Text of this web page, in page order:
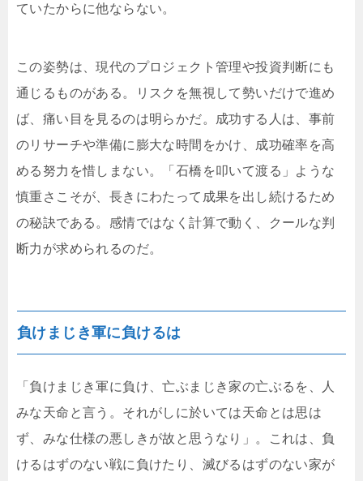
ていたからに他ならない。
この姿勢は、現代のプロジェクト管理や投資判断にも
通じるものがある。リスクを無視して勢いだけで進め
ば、痛い目を見るのは明らかだ。成功する人は、事前
のリサーチや準備に膨大な時間をかけ、成功確率を高
める努力を惜しまない。「石橋を叩いて渡る」ような
慎重さこそが、長きにわたって成果を出し続けるため
の秘訣である。感情ではなく計算で動く、クールな判
断力が求められるのだ。
負けまじき軍に負けるは
「負けまじき軍に負け、亡ぶまじき家の亡ぶるを、人
みな天命と言う。それがしに於いては天命とは思は
ず、みな仕様の悪しきが故と思うなり」。これは、負
けるはずのない戦に負けたり、滅びるはずのない家が